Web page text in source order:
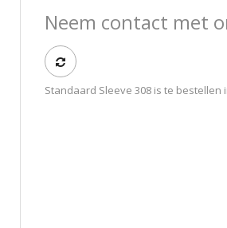
Neem contact met
Standaard Sleeve 308 is te bestellen